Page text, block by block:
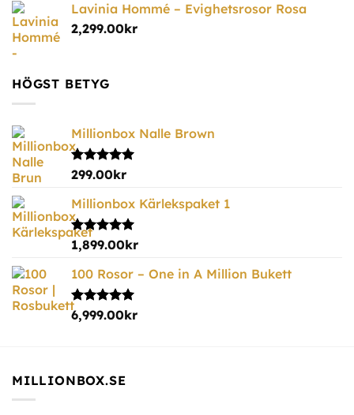
Lavinia Hommé – Evighetsrosor Rosa
2,299.00kr
HÖGST BETYG
Millionbox Nalle Brown
Betygsatt
299.00kr
Millionbox Kärlekspaket 1
Betygsatt
5.00
1,899.00kr
100 Rosor – One in A Million Bukett
Betygsatt
5.00
6,999.00kr
MILLIONBOX.SE